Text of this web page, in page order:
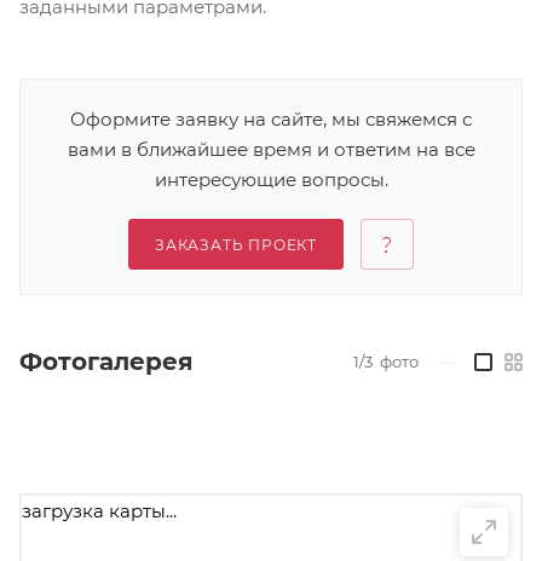
заданными параметрами.
Оформите заявку на сайте, мы свяжемся с
вами в ближайшее время и ответим на все
интересующие вопросы.
ЗАКАЗАТЬ ПРОЕКТ
Фотогалерея 1/3 фото
загрузка карты...